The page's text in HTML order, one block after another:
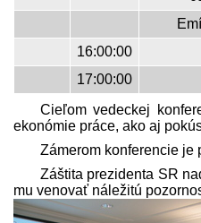
16:00:00
17:00:00
Cieľom vedeckej
ekonómie práce, ako aj
Zámerom konferencie je
Záštita prezidenta SR
mu venovať náležitú